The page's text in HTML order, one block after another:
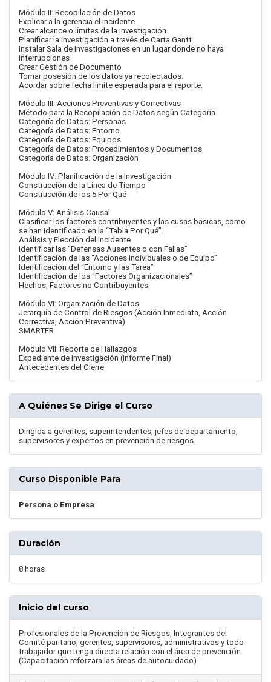
Módulo II: Recopilación de Datos
Explicar a la gerencia el incidente
Crear alcance o límites de la investigación
Planificar la investigación a través de Carta Gantt
Instalar Sala de Investigaciones en un lugar donde no haya
interrupciones
Crear Gestión de Documento
Tomar posesión de los datos ya recolectados.
Acordar sobre fecha límite esperada para el reporte.
Módulo III: Acciones Preventivas y Correctivas
Método para la Recopilación de Datos según Categoría
Categoría de Datos: Personas
Categoría de Datos: Entorno
Categoría de Datos: Equipos
Categoría de Datos: Procedimientos y Documentos
Categoría de Datos: Organización
Módulo IV: Planificación de la Investigación
Construcción de la Línea de Tiempo
Construcción de los 5 Por Qué
Módulo V: Análisis Causal
Clasificar los factores contribuyentes y las cusas básicas, como
se han identificado en la “Tabla Por Qué”.
Análisis y Elección del Incidente
Identificar las “Defensas Ausentes o con Fallas”
Identificación de las “Acciones Individuales o de Equipo”
Identificación del “Entorno y las Tarea”
Identificación de los “Factores Organizacionales”
Hechos, Factores no Contribuyentes
Módulo VI: Organización de Datos
Jerarquía de Control de Riesgos (Acción Inmediata, Acción
Correctiva, Acción Preventiva)
SMARTER
Módulo VII: Reporte de Hallazgos
Expediente de Investigación (Informe Final)
Antecedentes del Cierre
A Quiénes Se Dirige el Curso
Dirigida a gerentes, superintendentes, jefes de departamento,
supervisores y expertos en prevención de riesgos.
Curso Disponible Para
Persona o Empresa
Duración
8 horas
Inicio del curso
Profesionales de la Prevención de Riesgos, Integrantes del
Comité paritario, gerentes, supervisores, administrativos y todo
trabajador que tenga directa relación con el área de prevención.
(Capacitación reforzara las áreas de autocuidado)